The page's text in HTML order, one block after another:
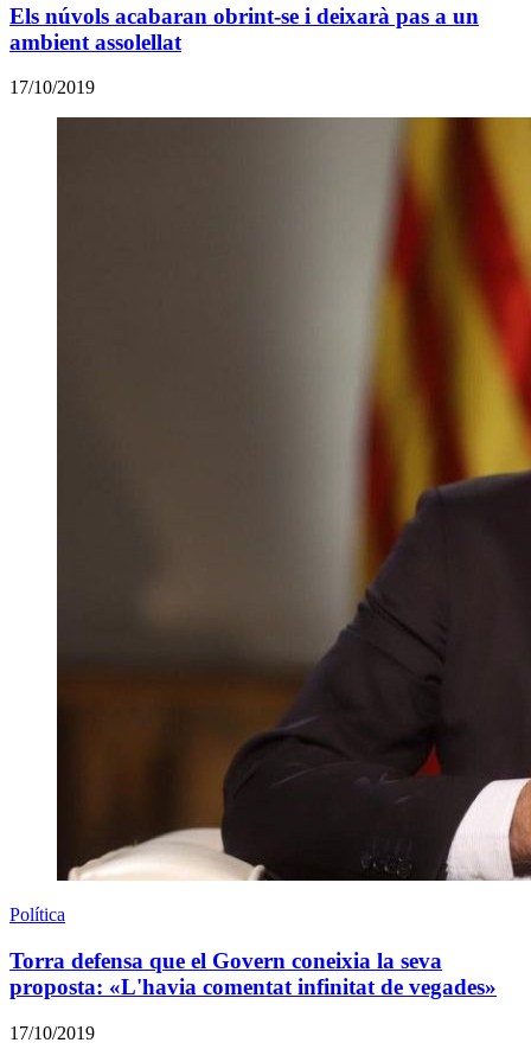
Els núvols acabaran obrint-se i deixarà pas a un
ambient assolellat
17/10/2019
Política
Torra defensa que el Govern coneixia la seva
proposta: «L'havia comentat infinitat de vegades»
17/10/2019